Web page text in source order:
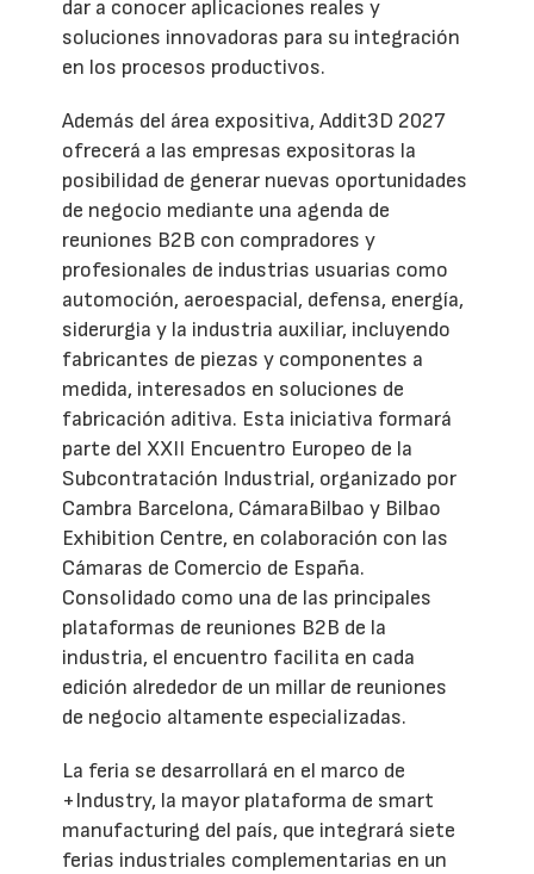
dar a conocer aplicaciones reales y
soluciones innovadoras para su integración
en los procesos productivos.
Además del área expositiva, Addit3D 2027
ofrecerá a las empresas expositoras la
posibilidad de generar nuevas oportunidades
de negocio mediante una agenda de
reuniones B2B con compradores y
profesionales de industrias usuarias como
automoción, aeroespacial, defensa, energía,
siderurgia y la industria auxiliar, incluyendo
fabricantes de piezas y componentes a
medida, interesados en soluciones de
fabricación aditiva. Esta iniciativa formará
parte del XXII Encuentro Europeo de la
Subcontratación Industrial, organizado por
Cambra Barcelona, CámaraBilbao y Bilbao
Exhibition Centre, en colaboración con las
Cámaras de Comercio de España.
Consolidado como una de las principales
plataformas de reuniones B2B de la
industria, el encuentro facilita en cada
edición alrededor de un millar de reuniones
de negocio altamente especializadas.
La feria se desarrollará en el marco de
+Industry, la mayor plataforma de smart
manufacturing del país, que integrará siete
ferias industriales complementarias en un